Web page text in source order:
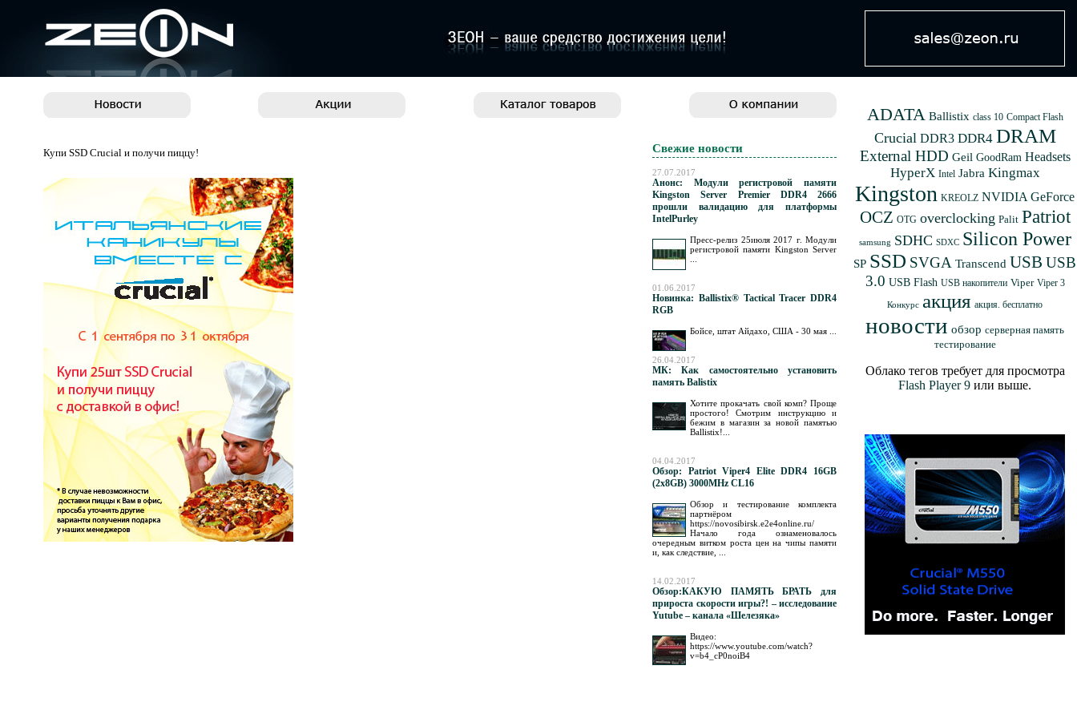
Купи SSD Crucial и получи пиццу! Свежие новости
27.07.2017
Анонс: Модули регистровой памяти
Kingston Server Premier DDR4 2666
прошли валидацию для платформы
IntelPurley
Пресс-релиз 25июля 2017 г. Модули
регистровой памяти Kingston Server
01.06.2017
Новинка: Ballistix® Tactical Tracer DDR4
RGB
Бойсе, штат Айдахо, США - 30 мая ...
26.04.2017
МК: Как самостоятельно установить
память Balistix
Хотите прокачать свой комп? Проще
простого! Смотрим инструкцию и
бежим в магазин за новой памятью
Ballistix!...
04.04.2017
Обзор: Patriot Viper4 Elite DDR4 16GB
(2x8GB) 3000MHz CL16
Обзор и тестирование комплекта
партнёром
https://novosibirsk.e2e4online.ru/
Начало года ознаменовалось
очередным витком роста цен на чипы памяти
и, как следствие, ...
14.02.2017
Обзор:КАКУЮ ПАМЯТЬ БРАТЬ для
прироста скорости игры?! – исследование
Yutube – канала «Шелезяка»
Видео:
https://www.youtube.com/watch?
v=b4_cP0noiB4
ADATA Ballistix class 10 Compact Flash
Crucial DDR3 DDR4 DRAM
External HDD Geil GoodRam Headsets
HyperX Intel Jabra Kingmax
Kingston KREOLZ NVIDIA GeForce
OCZ OTG overclocking Palit Patriot
samsung SDHC SDXC Silicon Power
SP SSD SVGA Transcend USB USB
3.0 USB Flash USB накопители Viper Viper 3
Конкурс акция акция. бесплатно
новости обзор серверная память
тестирование
Облако тегов требует для просмотра
Flash Player 9 или выше.